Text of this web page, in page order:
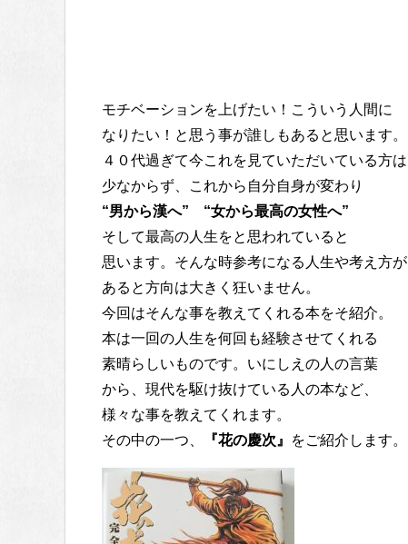
モチベーションを上げたい！こういう人間に
なりたい！と思う事が誰しもあると思います。
４０代過ぎて今これを見ていただいている方は
少なからず、これから自分自身が変わり
“男から漢へ” “女から最高の女性へ”
そして最高の人生をと思われていると
思います。そんな時参考になる人生や考え方が
あると方向は大きく狂いません。
今回はそんな事を教えてくれる本をそ紹介。
本は一回の人生を何回も経験させてくれる
素晴らしいものです。いにしえの人の言葉
から、現代を駆け抜けている人の本など、
様々な事を教えてくれます。
その中の一つ、
『花の慶次』 をご紹介します。